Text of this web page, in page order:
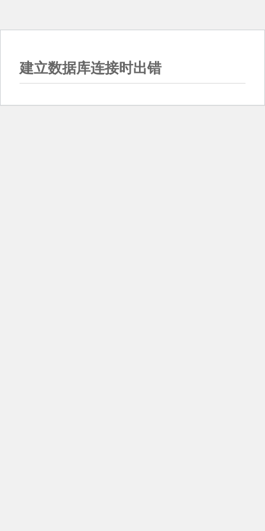
建立数据库连接时出错